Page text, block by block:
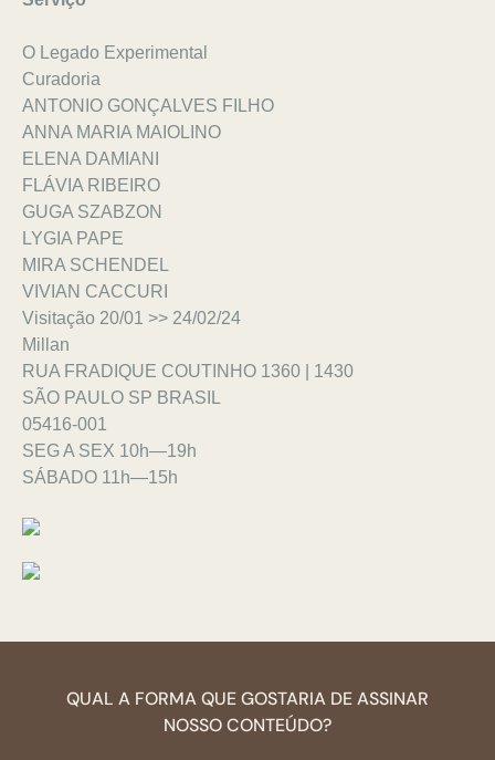
O Legado Experimental
Curadoria
ANTONIO GONÇALVES FILHO
ANNA MARIA MAIOLINO
ELENA DAMIANI
FLÁVIA RIBEIRO
GUGA SZABZON
LYGIA PAPE
MIRA SCHENDEL
VIVIAN CACCURI
Visitação 20/01 >> 24/02/24
Millan
RUA FRADIQUE COUTINHO 1360 | 1430
SÃO PAULO SP BRASIL
05416-001
SEG A SEX 10h—19h
SÁBADO 11h—15h
QUAL A FORMA QUE GOSTARIA DE ASSINAR
NOSSO CONTEÚDO?